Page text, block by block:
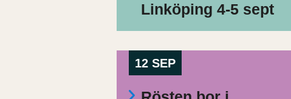
Linköping 4-5 sept
12 SEP